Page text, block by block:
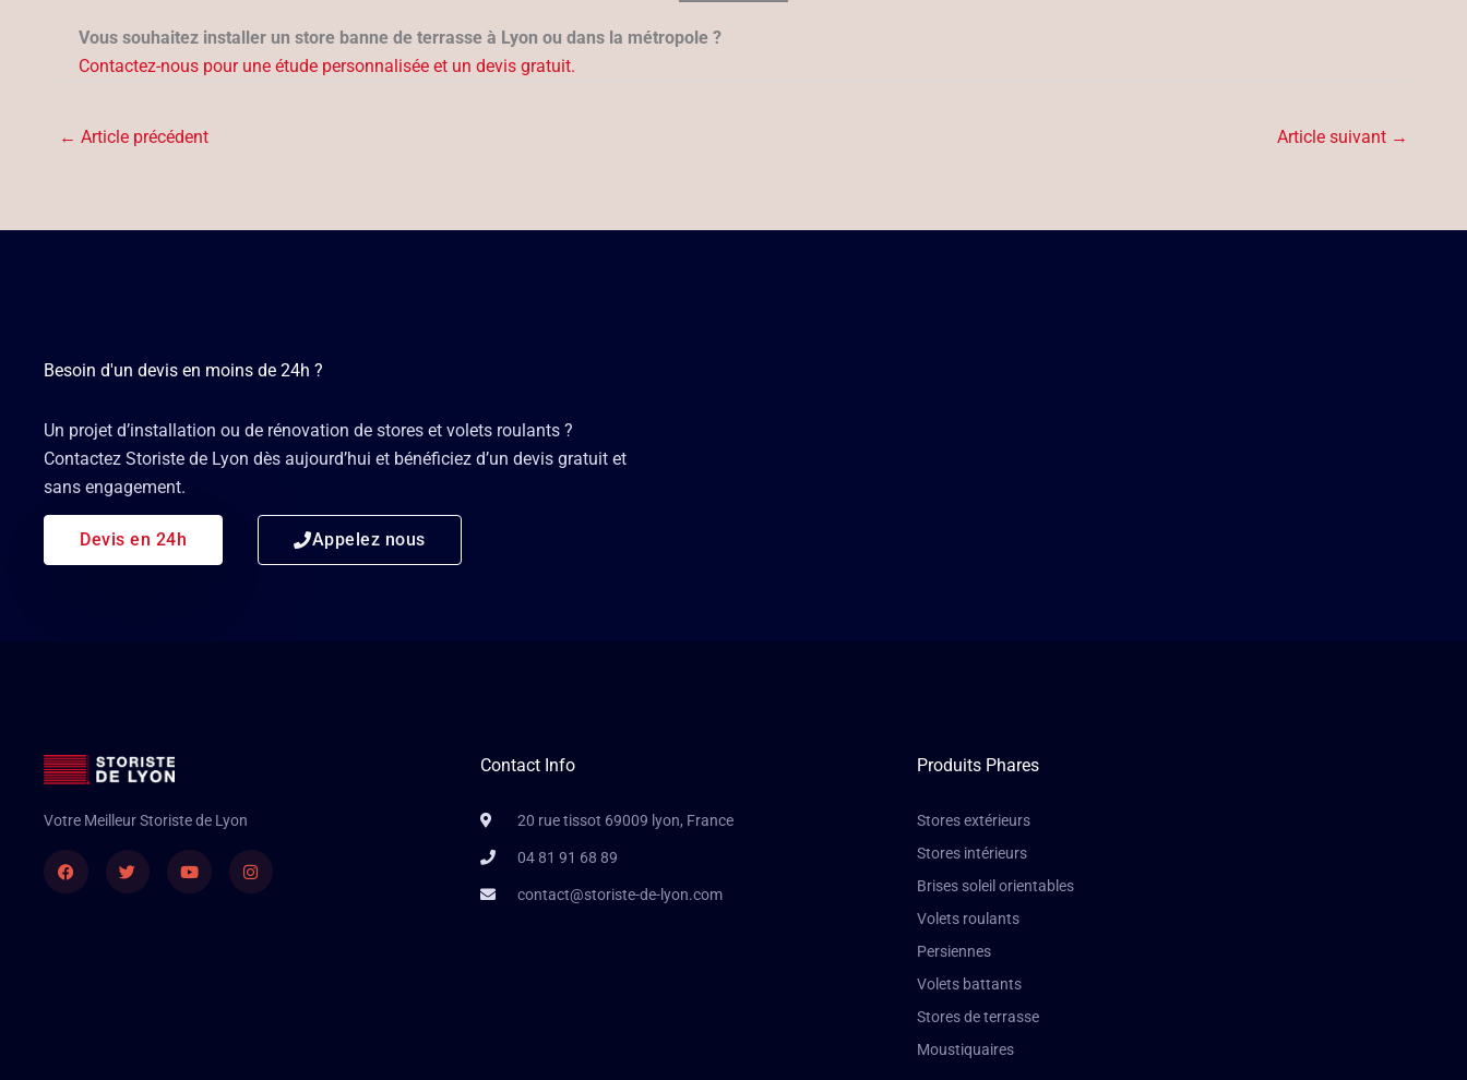
Vous souhaitez installer un store banne de terrasse à Lyon ou dans la métropole ?
Contactez-nous pour une étude personnalisée et un devis gratuit.
← Article précédent Article suivant →
Besoin d'un devis en moins de 24h ?
Un projet d’installation ou de rénovation de stores et volets roulants ?
Contactez Storiste de Lyon dès aujourd’hui et bénéficiez d’un devis gratuit et
sans engagement.
Devis en 24h Appelez nous
Votre Meilleur Storiste de Lyon
FacebookTwitter YoutubeInstagram
Contact Info
20 rue tissot 69009 lyon, France
04 81 91 68 89
contact@storiste-de-lyon.com
Produits Phares
Stores extérieurs
Stores intérieurs
Brises soleil orientables
Volets roulants
Persiennes
Volets battants
Stores de terrasse
Moustiquaires